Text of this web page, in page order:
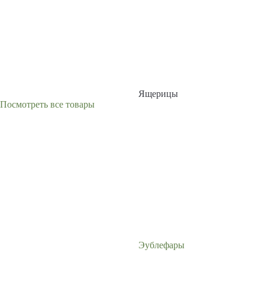
Ящерицы
Посмотреть все товары
Эублефары